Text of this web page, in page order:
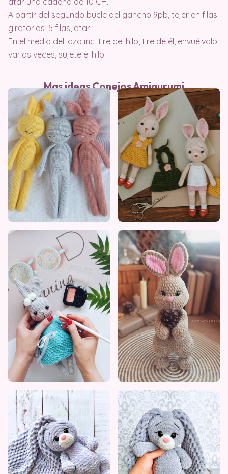
A partir del segundo bucle del gancho 9pb, tejer en filas
giratorias, 5 filas, atar.
En el medio del lazo inc, tire del hilo, tire de él, envuélvalo
varias veces, sujete el hilo.
Mas ideas Conejos Amigurumi